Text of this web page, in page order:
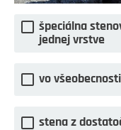
špeciálna
jednej vrstve
vo
stena z